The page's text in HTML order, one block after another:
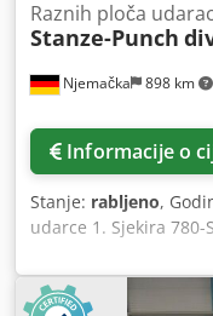
Njemačka 898 km
Raznih ploča
Stanze-Punch
Informacije o
Stanje: rabljeno,
udarce 1. Sjekira 780-
2. Bacher 2005 - 2
2 rupe 425 - stol 730-
stol 520-770 5.